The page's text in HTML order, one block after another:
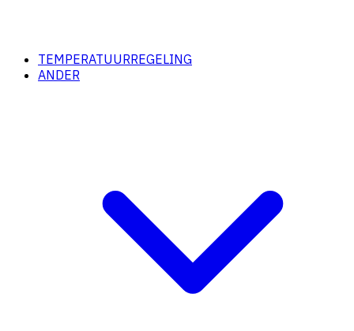
TEMPERATUURREGELING
ANDER